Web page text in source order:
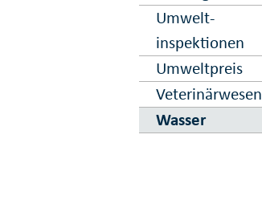
Umwelt­
inspektionen
Umweltpreis
Veterinär­wesen
Wasser